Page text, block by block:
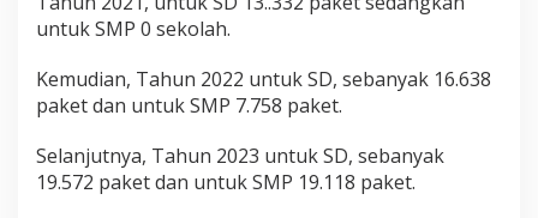
untuk SMP 0 sekolah.
Kemudian, Tahun 2022 untuk SD, sebanyak 16.638
paket dan untuk SMP 7.758 paket.
Selanjutnya, Tahun 2023 untuk SD, sebanyak
19.572 paket dan untuk SMP 19.118 paket.